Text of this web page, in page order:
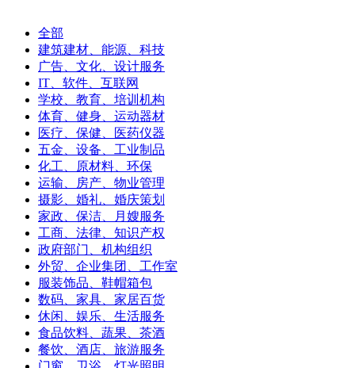
全部
建筑建材、能源、科技
广告、文化、设计服务
IT、软件、互联网
学校、教育、培训机构
体育、健身、运动器材
医疗、保健、医药仪器
五金、设备、工业制品
化工、原材料、环保
运输、房产、物业管理
摄影、婚礼、婚庆策划
家政、保洁、月嫂服务
工商、法律、知识产权
政府部门、机构组织
外贸、企业集团、工作室
服装饰品、鞋帽箱包
数码、家具、家居百货
休闲、娱乐、生活服务
食品饮料、蔬果、茶酒
餐饮、酒店、旅游服务